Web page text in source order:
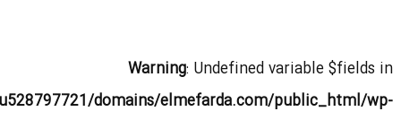
Warning: Undefined variable $fields in
domains/elmefarda.com/public_html/wp-